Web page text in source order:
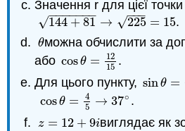
Значення r для цієї
144 + 81
− −
−−−−−
√ → 225
−−
−
√ = 15
144+81 →225 =15 .
θ
θможна обчислити за
або cosθ =
12
15
cosθ=1215.
Для цього пункту, sinθ =
sinθ=3
cosθ =
4
5 → 37∘
cosθ=4 5→37∘ .
z = 12 + 9i
z =12+ 9i
виглядає як